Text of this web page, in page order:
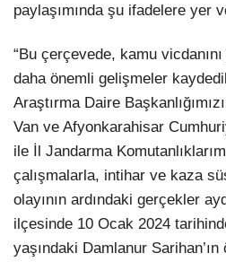
paylaşımında şu ifadelere yer
“Bu çerçevede, kamu
daha önemli gelişmeler
Araştırma Daire
Van ve Afyonkarahisar
ile İl Jandarma
çalışmalarla, intihar ve kaza
olayının ardındaki gerçekler
ilçesinde 10 Ocak 2024
yaşındaki Damlanur